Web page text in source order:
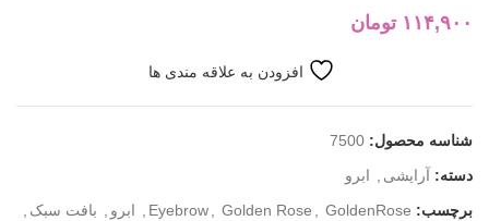
۱۱۴,۹۰۰ تومان
افزودن به علاقه مندی ها
شناسه محصول: 7500
دسته: آرایشی
ابرو
برچسب:
Eyebrow Golden Rose GoldenRose ابرو بافت سبک